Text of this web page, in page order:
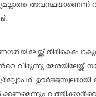
അവസ്ഥയാണെന്ന്
വിരുന്നു
ഊർജ്ജസ്വലരായി
വത്തിക്കാന്‍റെ